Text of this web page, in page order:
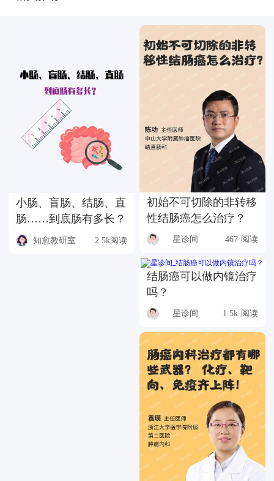
小肠、盲肠、结肠、直
肠……到底肠有多长？
知愈教研室 2.5k阅读
初始不可切除的非转移
性结肠癌怎么治疗？
星诊间 467 阅读
结肠癌可以做内镜治疗
吗？
星诊间 1.5k 阅读